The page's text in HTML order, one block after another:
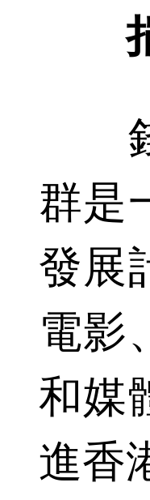
捐
錢
群是
發展
電影
和媒
進香